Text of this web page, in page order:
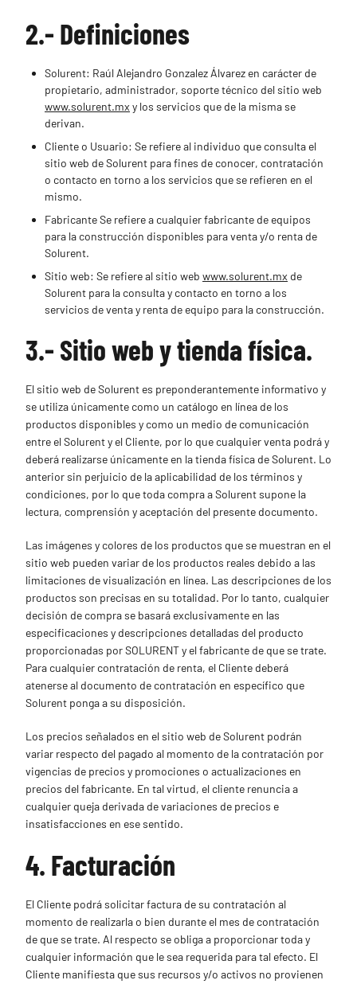
2.- Definiciones
Solurent: Raúl Alejandro Gonzalez Álvarez en carácter de
propietario, administrador, soporte técnico del sitio web
www.solurent.mx y los servicios que de la misma se
derivan.
Cliente o Usuario: Se refiere al individuo que consulta el
sitio web de Solurent para fines de conocer, contratación
o contacto en torno a los servicios que se refieren en el
mismo.
Fabricante Se refiere a cualquier fabricante de equipos
para la construcción disponibles para venta y/o renta de
Solurent.
Sitio web: Se refiere al sitio web www.solurent.mx de
Solurent para la consulta y contacto en torno a los
servicios de venta y renta de equipo para la construcción.
3.- Sitio web y tienda física.
El sitio web de Solurent es preponderantemente informativo y
se utiliza únicamente como un catálogo en línea de los
productos disponibles y como un medio de comunicación
entre el Solurent y el Cliente, por lo que cualquier venta podrá y
deberá realizarse únicamente en la tienda física de Solurent. Lo
anterior sin perjuicio de la aplicabilidad de los términos y
condiciones, por lo que toda compra a Solurent supone la
lectura, comprensión y aceptación del presente documento.
Las imágenes y colores de los productos que se muestran en el
sitio web pueden variar de los productos reales debido a las
limitaciones de visualización en línea. Las descripciones de los
productos son precisas en su totalidad. Por lo tanto, cualquier
decisión de compra se basará exclusivamente en las
especificaciones y descripciones detalladas del producto
proporcionadas por SOLURENT y el fabricante de que se trate.
Para cualquier contratación de renta, el Cliente deberá
atenerse al documento de contratación en específico que
Solurent ponga a su disposición.
Los precios señalados en el sitio web de Solurent podrán
variar respecto del pagado al momento de la contratación por
vigencias de precios y promociones o actualizaciones en
precios del fabricante. En tal virtud, el cliente renuncia a
cualquier queja derivada de variaciones de precios e
insatisfacciones en ese sentido.
4. Facturación
El Cliente podrá solicitar factura de su contratación al
momento de realizarla o bien durante el mes de contratación
de que se trate. Al respecto se obliga a proporcionar toda y
cualquier información que le sea requerida para tal efecto. El
Cliente manifiesta que sus recursos y/o activos no provienen